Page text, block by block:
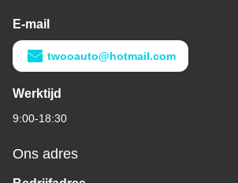
E-mail
twooauto@hotmail.com
Werktijd
9:00-18:30
Ons adres